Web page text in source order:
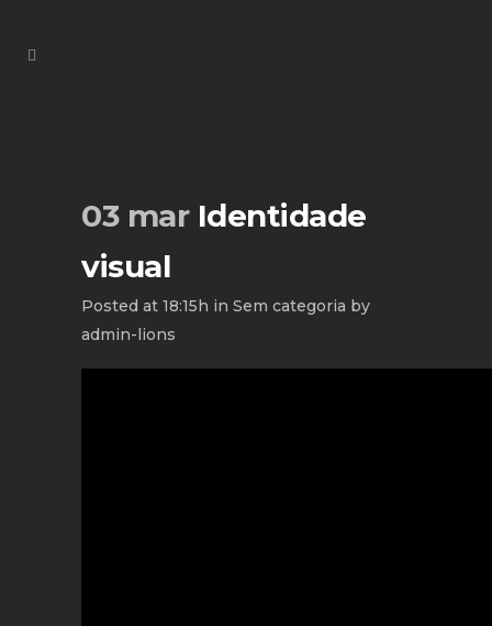
03 marIdentidade
visual
Posted at 18:15h in Sem categoria by
admin-lions